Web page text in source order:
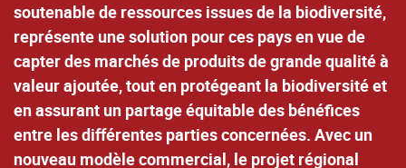
soutenable de ressources issues de la biodiversité,
représente une solution pour ces pays en vue de
capter des marchés de produits de grande qualité à
valeur ajoutée, tout en protégeant la biodiversité et
en assurant un partage équitable des bénéfices
entre les différentes parties concernées. Avec un
nouveau modèle commercial, le projet régional